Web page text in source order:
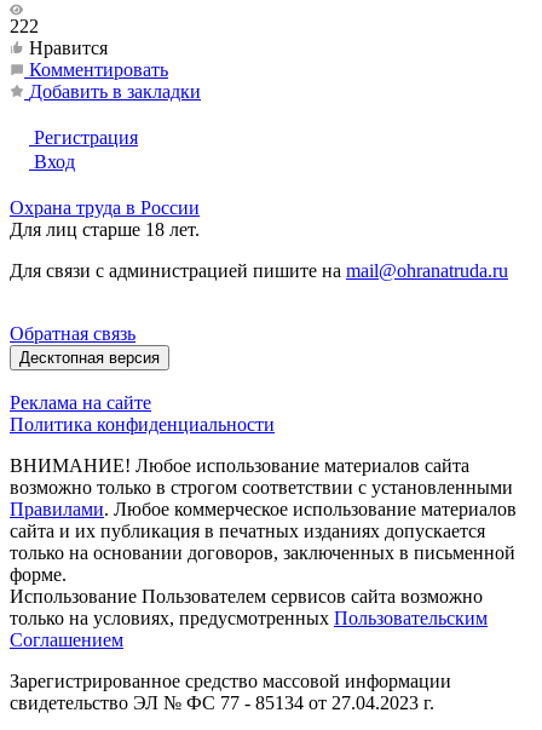
222
Нравится
Комментировать
Добавить в закладки
Регистрация
Вход
Охрана труда в России
Для лиц старше 18 лет.
Для связи с администрацией пишите на mail@ohranatruda.ru
Обратная связь
Десктопная версия
Реклама на сайте
Политика конфиденциальности
ВНИМАНИЕ! Любое использование материалов сайта
возможно только в строгом соответствии с установленными
Правилами. Любое коммерческое использование материалов
сайта и их публикация в печатных изданиях допускается
только на основании договоров, заключенных в письменной
форме.
Использование Пользователем сервисов сайта возможно
только на условиях, предусмотренных Пользовательским
Соглашением
Зарегистрированное средство массовой информации
свидетельство ЭЛ № ФС 77 - 85134 от 27.04.2023 г.